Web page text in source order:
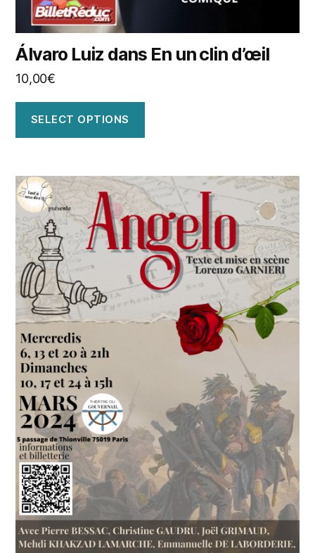
Álvaro Luiz dans En un clin d’œil
10,00€
SELECT OPTIONS